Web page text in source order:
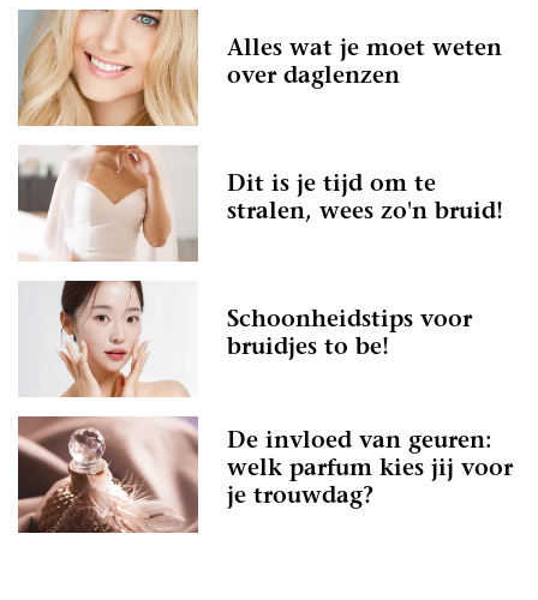
Alles wat je moet weten
over daglenzen
Dit is je tijd om te
stralen, wees zo'n bruid!
Schoonheidstips voor
bruidjes to be!
De invloed van geuren:
welk parfum kies jij voor
je trouwdag?